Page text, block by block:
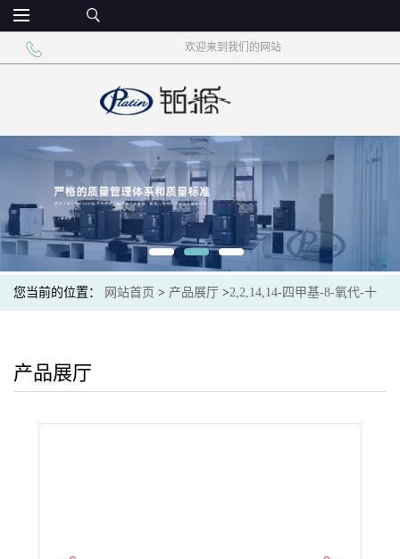
欢迎来到我们的网站
您当前的位置： 网站首页 > 产品展厅 >2,2,14,14-四甲基-8-氧代-十
产品展厅